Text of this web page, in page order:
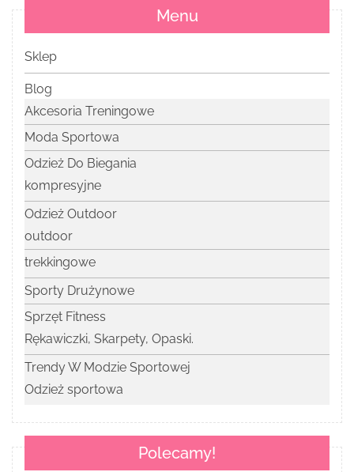
Menu
Sklep
Blog
Akcesoria Treningowe
Moda Sportowa
Odzież Do Biegania
kompresyjne
Odzież Outdoor
outdoor
trekkingowe
Sporty Drużynowe
Sprzęt Fitness
Rękawiczki, Skarpety, Opaski.
Trendy W Modzie Sportowej
Odzież sportowa
Polecamy!